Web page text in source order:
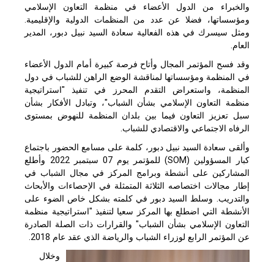
والخبراء من الدول الأعضاء في منظمة التعاون الإسلامي
ومؤسساتها، فضلا عن عدد من المنظمات الدولية والإقليمية.
ومثل سيسرك في هذه الفعالية سعادة السيد نبيل دبور، المدير
العام.
وقد فسح المؤتمر المجال وأتاح فرصة كبيرة أمام الدول الأعضاء
في المنظمة ومؤسساتها لمناقشة الوضع الراهن للشباب في دول
المنظمة، واستعراض التقدم المحرز في تنفيذ "استراتيجية
منظمة التعاون الإسلامي بشأن الشباب"، وتبادل الأفكار بشأن
سبل تعزيز التعاون فيما بين بلدان المنظمة للنهوض بمستوى
الرفاه الاجتماعي والاقتصادي للشباب.
وألقى سعادة السيد نبيل دبور، كلمة على مسامع الحضور باجتماع
كبار المسؤولين (SOM
) للمؤتمر يوم 07 سبتمبر 2022 وأطلع
المشاركين على أنشطة وبرامج المركز في مجال الشباب في
إطار مجالات اختصاصه الثلاثة المتمثلة في الإحصاءات والأبحاث
والتدريب. وسلط السيد دبور في كلمته بشكل خاص الضوء على
الأنشطة التي اضطلع بها المركز سعيا لتنفيذ "استراتيجية منظمة
التعاون الإسلامي بشأن الشباب" والقرارات ذات الصلة الصادرة
عن المؤتمر الرابع لوزراء الشباب والرياضة الذي عقد عام 2018.
وخلال